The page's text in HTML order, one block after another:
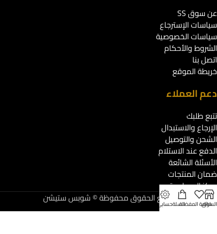
عن سوق SS
سياسات الإسترجاع
سياسات الخصوصية
الشروط والأحكام
اتصل بنا
خريطة الموقع
دعم العملاء
تتبع طلبك
الإرجاع والاستبدال
الشحن والتوصيل
الدفع عند الاستلام
الأسئلة الشائعة
ضمان المنتجات
مركز المساعدة
جميع الحقوق محفوظة © شوبس ستيشن
السوق
قائمة المفضلةالسلةحسابي